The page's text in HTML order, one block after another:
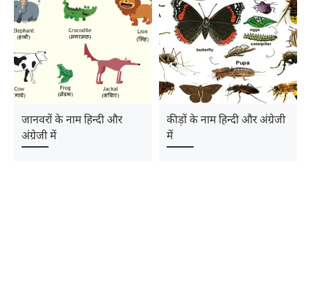
जानवरों के नाम हिन्‍दी और
अंग्रेजी में
कीड़ों के नाम हिन्‍दी और अंग्रेजी
में